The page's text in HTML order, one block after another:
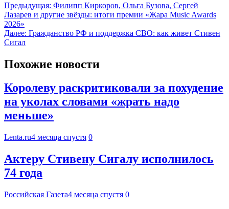
Предыдущая: Филипп Киркоров, Ольга Бузова, Сергей
Лазарев и другие звёзды: итоги премии «Жара Music Awards
2026»
Далее: Гражданство РФ и поддержка СВО: как живет Стивен
Сигал
Похожие новости
Королеву раскритиковали за похудение
на уколах словами «жрать надо
меньше»
Lenta.ru4 месяца спустя 0
Актеру Стивену Сигалу исполнилось
74 года
Российская Газета4 месяца спустя 0